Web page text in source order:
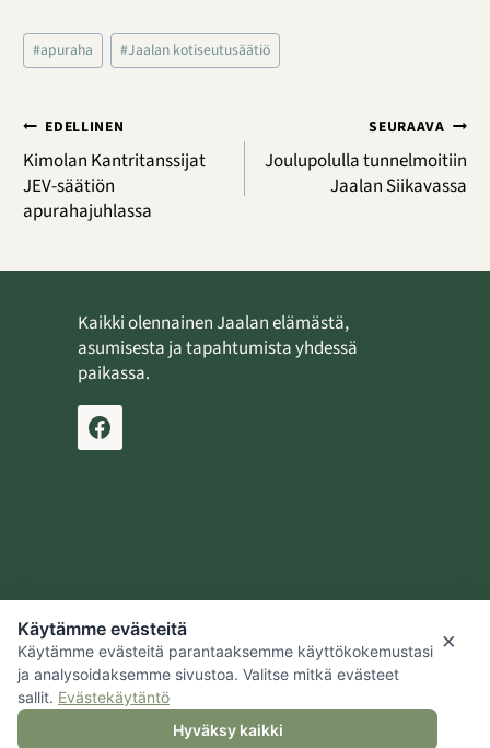
Avainsanat:
#apuraha #Jaalan kotiseutusäätiö
Artikkelien
selaus
EDELLINEN
Kimolan Kantritanssijat
JEV-säätiön
apurahajuhlassa
SEURAAVA
Joulupolulla tunnelmoitiin
Jaalan Siikavassa
Kaikki olennainen Jaalan elämästä,
asumisesta ja tapahtumista yhdessä
paikassa.
Jaalan kotiseutusäätiö
Kouvolan kaupunki
×
Käytämme evästeitä
Käytämme evästeitä parantaaksemme käyttökokemustasi
ja analysoidaksemme sivustoa. Valitse mitkä evästeet
sallit. Evästekäytäntö
Hyväksy kaikki